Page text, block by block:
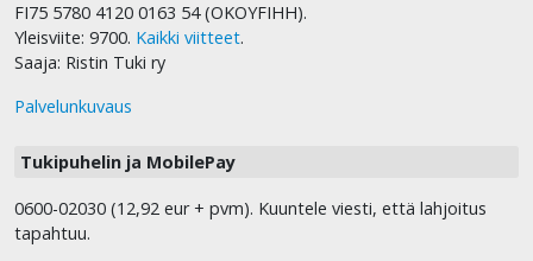
FI75 5780 4120 0163 54 (OKOYFIHH).
Yleisviite: 9700. Kaikki viitteet.
Saaja: Ristin Tuki ry
Palvelunkuvaus
Tukipuhelin ja MobilePay
0600-02030 (12,92 eur + pvm). Kuuntele viesti, että lahjoitus
tapahtuu.